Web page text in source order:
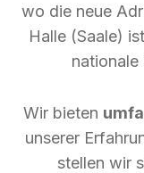
wo die neue
Halle (Saale) ist
nationale
Wir bieten
unserer
stellen wir